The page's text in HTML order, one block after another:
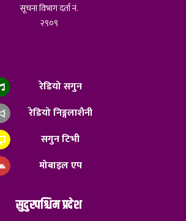
सूचना विभाग दर्ता नं.
२९०९
रेडियो सगुन
रेडियो निङ्गलाशैनी
सगुन टिभी
मोबाइल एप
सुदुरपश्चिम प्रदेश